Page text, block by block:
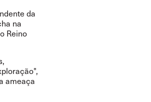
da
na
Reino
ameaça